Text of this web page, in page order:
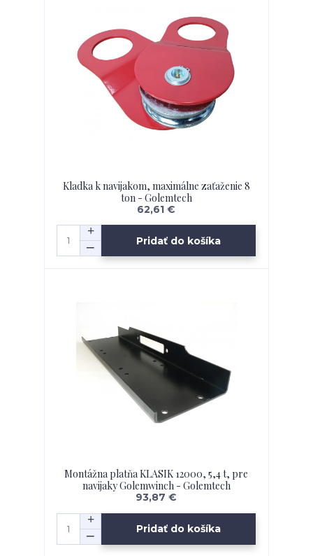
Kladka k navijakom, maximálne zaťaženie 8
ton - Golemtech
62,61 €
Pridať do košíka
Montážna platňa KLASIK 12000, 5,4 t, pre
navijaky Golemwinch - Golemtech
93,87 €
Pridať do košíka